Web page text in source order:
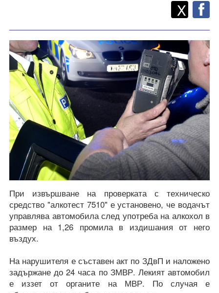
Споделете
X
При извършване на проверката с техническо
средство "алкотест 7510" е установено, че водачът
управлява автомобила след употреба на алкохол в
размер на 1,26 промила в издишания от него
въздух.
На нарушителя е съставен акт по ЗДвП и наложено
задържане до 24 часа по ЗМВР. Лекият автомобил
е иззет от органите на МВР. По случая е